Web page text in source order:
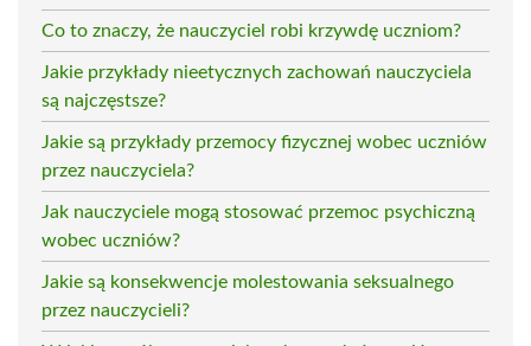
Co to znaczy, że nauczyciel robi krzywdę uczniom?
Jakie przykłady nieetycznych zachowań nauczyciela
są najczęstsze?
Jakie są przykłady przemocy fizycznej wobec uczniów
przez nauczyciela?
Jak nauczyciele mogą stosować przemoc psychiczną
wobec uczniów?
Jakie są konsekwencje molestowania seksualnego
przez nauczycieli?